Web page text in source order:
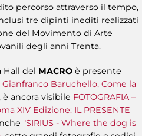
percorso attraverso il tempo,
tre dipinti inediti realizzati
del Movimento di Arte
degli anni Trenta.
Hall del MACRO è presente
Gianfranco Baruchello, Come la
è ancora visibile FOTOGRAFIA –
XIV Edizione: IL PRESENTE
"SIRIUS - Where the dog is